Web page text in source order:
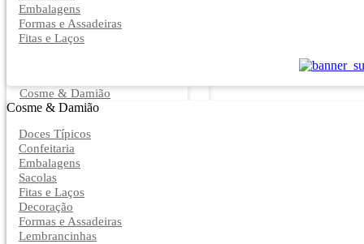
Embalagens
Formas e Assadeiras
Fitas e Laços
Cosme & Damião
Cosme & Damião
Doces Típicos
Confeitaria
Embalagens
Sacolas
Fitas e Laços
Decoração
Formas e Assadeiras
Lembrancinhas